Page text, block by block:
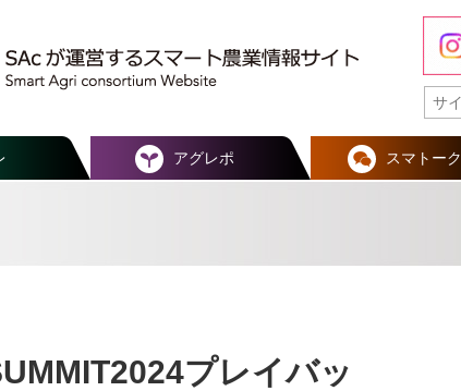
アグレポ スマトーク
プレイバッ